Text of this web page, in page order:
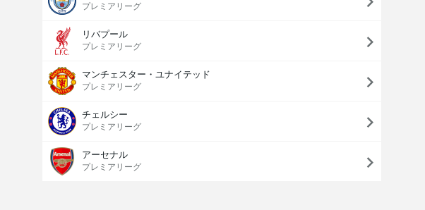
プレミアリーグ
リバプール
プレミアリーグ
マンチェスター・ユナイテッド
プレミアリーグ
チェルシー
プレミアリーグ
アーセナル
プレミアリーグ